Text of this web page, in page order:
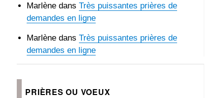
Marlène dansTrès puissantes prières de
demandes en ligne
Marlène dansTrès puissantes prières de
demandes en ligne
PRIÈRES OU VOEUX